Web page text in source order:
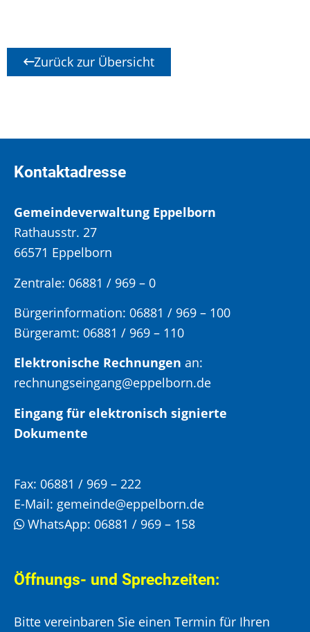
Zurück zur Übersicht
Kontaktadresse
Gemeindeverwaltung Eppelborn
Rathausstr. 27
66571 Eppelborn
Zentrale: 06881 / 969 – 0
Bürgerinformation: 06881 / 969 – 100
Bürgeramt: 06881 / 969 – 110
Elektronische Rechnungen an:
rechnungseingang@eppelborn.de
Eingang für elektronisch signierte
Dokumente
Fax: 06881 / 969 – 222
E-Mail: gemeinde@eppelborn.de
WhatsApp: 06881 / 969 – 158
Öffnungs- und Sprechzeiten:
Bitte vereinbaren Sie einen Termin für Ihren